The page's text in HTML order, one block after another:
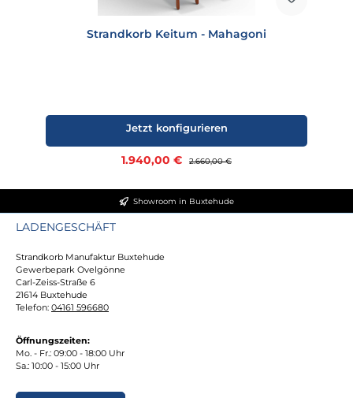
Strandkorb Keitum - Mahagoni
Verkaufspreis:
1.940,00 € Regulärer Preis:
2.660,00 €
Jetzt konfigurieren
Showroom in Buxtehude
LADENGESCHÄFT
Strandkorb Manufaktur Buxtehude
Gewerbepark Ovelgönne
Carl-Zeiss-Straße 6
21614 Buxtehude
Telefon: 04161 596680
Öffnungszeiten:
Mo. - Fr.: 09:00 - 18:00 Uhr
Sa.: 10:00 - 15:00 Uhr